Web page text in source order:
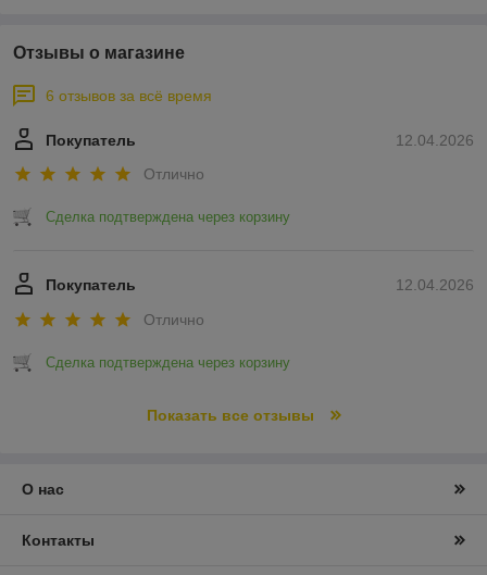
Отзывы о магазине
6 отзывов за всё время
12.04.2026
Покупатель
Отлично
Сделка подтверждена через корзину
12.04.2026
Покупатель
Отлично
Сделка подтверждена через корзину
Показать все отзывы
О нас
Контакты